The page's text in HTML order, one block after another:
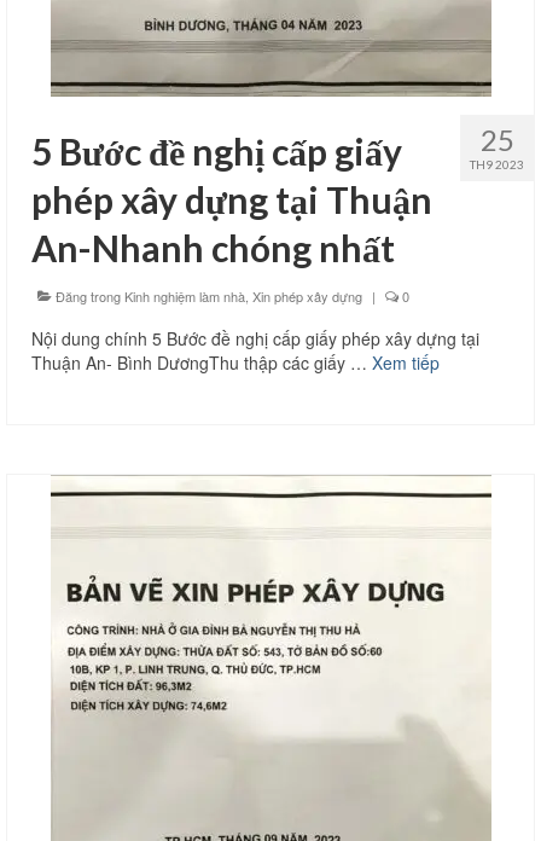
25
TH9 2023
5 Bước đề nghị cấp giấy
phép xây dựng tại Thuận
An-Nhanh chóng nhất
Đăng trong Kinh nghiệm làm nhà Xin phép xây dựng | 0
Nội dung chính 5 Bước đề nghị cấp giấy phép xây dựng tại
Thuận An- Bình DươngThu thập các giấy … Xem tiếp